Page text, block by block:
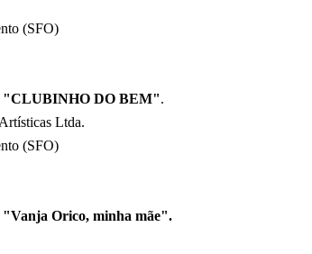
(SFO)
"CLUBINHO DO BEM".
Ltda.
(SFO)
"Vanja Orico, minha mãe".